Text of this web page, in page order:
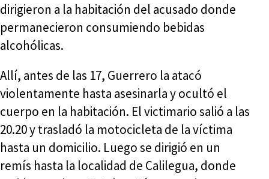
dirigieron a la habitación del acusado donde
permanecieron consumiendo bebidas
alcohólicas.
Allí, antes de las 17, Guerrero la atacó
violentamente hasta asesinarla y ocultó el
cuerpo en la habitación. El victimario salió a las
20.20 y trasladó la motocicleta de la víctima
hasta un domicilio. Luego se dirigió en un
remís hasta la localidad de Calilegua, donde